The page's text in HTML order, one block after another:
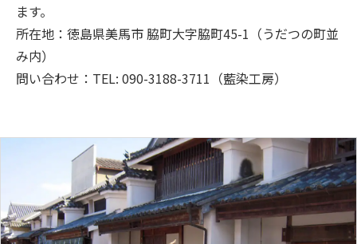
ます。
所在地：徳島県美馬市 脇町大字脇町45-1（うだつの町並
み内）
問い合わせ：TEL: 090-3188-3711（藍染工房）